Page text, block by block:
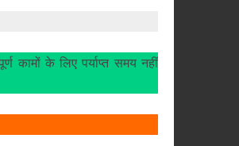
कामों के लिए पर्याप्त समय नहीं